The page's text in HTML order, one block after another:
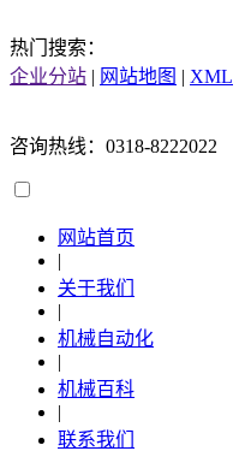
热门搜索：
企业分站 | 网站地图 | XML
咨询热线：0318-8222022
网站首页
|
关于我们
|
机械自动化
|
机械百科
|
联系我们